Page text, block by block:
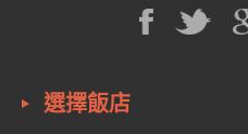
選擇飯店